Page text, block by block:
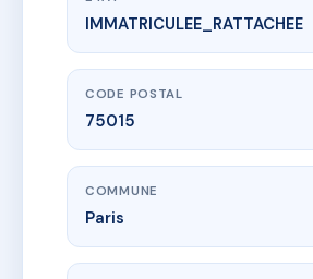
www.vme.plus/AA3169430
SDC 4 rue Alasseur
4 r alasseur
IMMATRICULEE_RATTACHEE
CODE POSTAL
75015
COMMUNE
Paris